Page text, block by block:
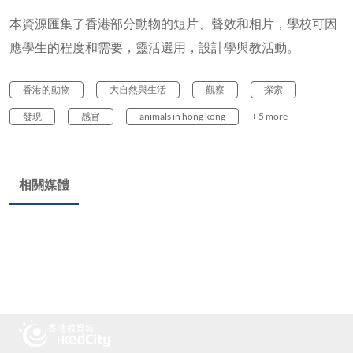
本資源匯集了香港部分動物的短片、聲效和相片，學校可因
應學生的程度和需要，靈活選用，設計學與教活動。
香港的動物 大自然與生活 觀察 探索
發現 感官 animals in hong kong + 5 more
相關媒體